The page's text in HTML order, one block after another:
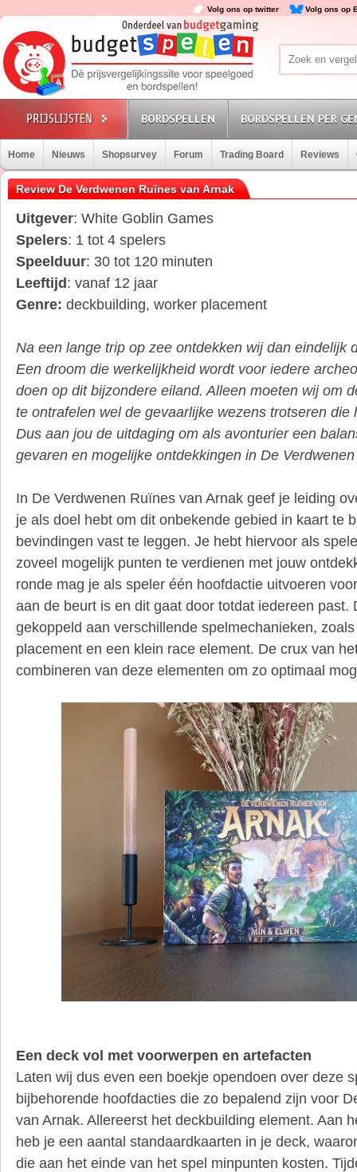
Volg ons op twitter Volg ons op
BORDSPELLEN BORDSPELLEN PER
Home Nieuws Shopsurvey Forum Trading Board Reviews
Review De Verdwenen Ruïnes van Arnak
Uitgever: White Goblin Games
Spelers: 1 tot 4 spelers
Speelduur: 30 tot 120 minuten
Leeftijd: vanaf 12 jaar
Genre: deckbuilding, worker placement
Na een lange trip op zee ontdekken wij dan eindelijk
Een droom die werkelijkheid wordt voor iedere
doen op dit bijzondere eiland. Alleen moeten wij om
te ontrafelen wel de gevaarlijke wezens trotseren die
Dus aan jou de uitdaging om als avonturier een
gevaren en mogelijke ontdekkingen in De
In De Verdwenen Ruïnes van Arnak geef je leiding
je als doel hebt om dit onbekende gebied in kaart te
bevindingen vast te leggen. Je hebt hiervoor als
zoveel mogelijk punten te verdienen met jouw
ronde mag je als speler één hoofdactie uitvoeren
aan de beurt is en dit gaat door totdat iedereen past.
gekoppeld aan verschillende spelmechanieken,
placement en een klein race element. De crux van
combineren van deze elementen om zo optimaal
Een deck vol met voorwerpen en artefacten
Laten wij dus even een boekje opendoen over deze
bijbehorende hoofdacties die zo bepalend zijn voor
van Arnak. Allereerst het deckbuilding element. Aan
heb je een aantal standaardkaarten in je deck,
die aan het einde van het spel minpunten kosten.